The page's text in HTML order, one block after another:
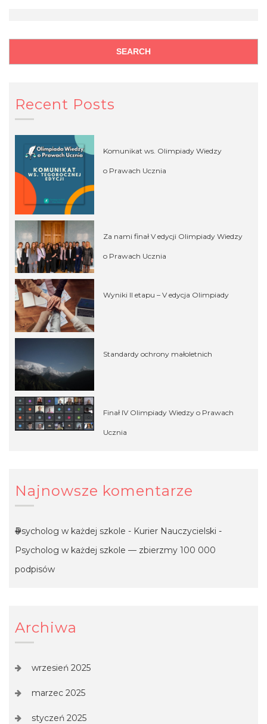
Recent Posts
Komunikat ws. Olimpiady Wiedzy
o Prawach Ucznia
Za nami finał V edycji Olimpiady Wiedzy
o Prawach Ucznia
Wyniki II etapu – V edycja Olimpiady
Standardy ochrony małoletnich
Finał IV Olimpiady Wiedzy o Prawach
Ucznia
Najnowsze komentarze
Psycholog w każdej szkole - Kurier Nauczycielski -
Psycholog w każdej szkole — zbierzmy 100 000
podpisów
Archiwa
wrzesień 2025
marzec 2025
styczeń 2025